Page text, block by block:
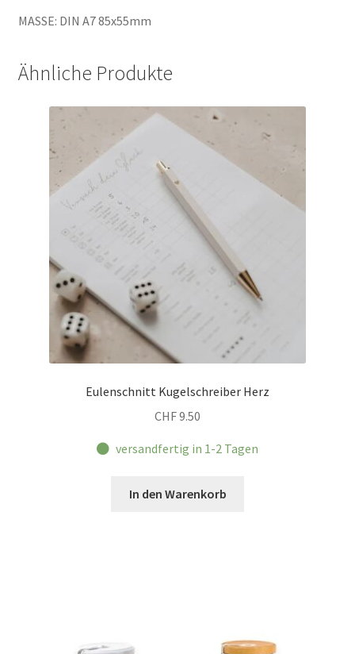
MASSE: DIN A7 85x55mm
Ähnliche Produkte
Eulenschnitt Kugelschreiber Herz
CHF9.50
versandfertig in 1-2 Tagen
In den Warenkorb